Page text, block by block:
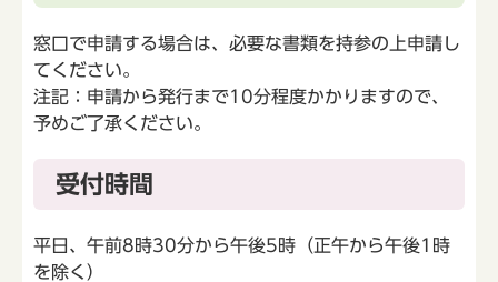
窓口で申請する場合は、必要な書類を持参の上申請し
てください。
注記：申請から発行まで10分程度かかりますので、
予めご了承ください。
受付時間
平日、午前8時30分から午後5時（正午から午後1時
を除く）